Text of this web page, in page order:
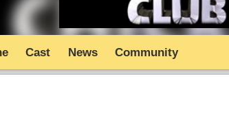
Cast News Community